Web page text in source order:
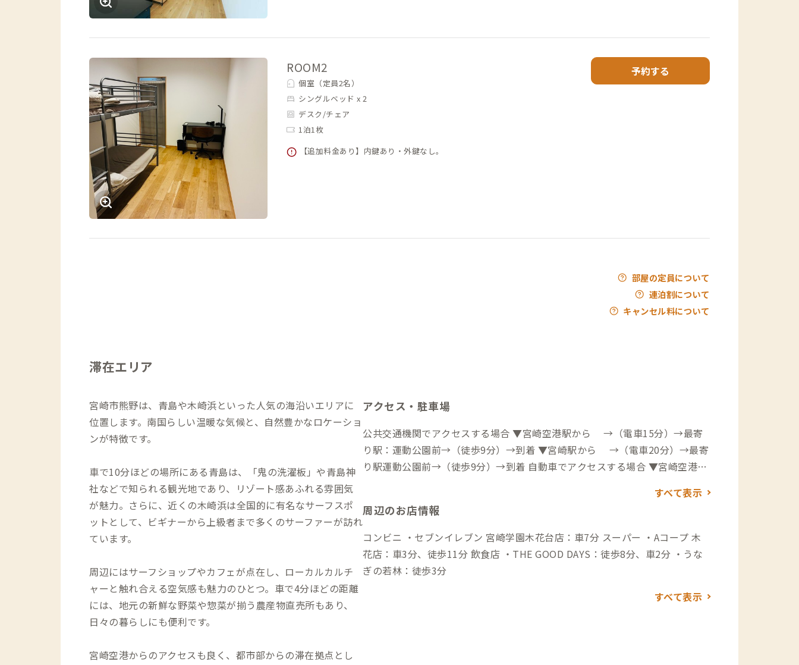
ROOM2
個室（定員2名）
シングルベッド x 2
デスク/チェア
1泊1枚
【追加料金あり】内鍵あり・外鍵なし。
予約する
部屋の定員について
連泊割について
キャンセル料について
滞在エリア
宮崎市熊野は、青島や木崎浜といった人気の海沿いエリアに
位置します。南国らしい温暖な気候と、自然豊かなロケーショ
ンが特徴です。
車で10分ほどの場所にある青島は、「鬼の洗濯板」や青島神
社などで知られる観光地であり、リゾート感あふれる雰囲気
が魅力。さらに、近くの木崎浜は全国的に有名なサーフスポ
ットとして、ビギナーから上級者まで多くのサーファーが訪れ
ています。
周辺にはサーフショップやカフェが点在し、ローカルカルチ
ャーと触れ合える空気感も魅力のひとつ。車で4分ほどの距離
には、地元の新鮮な野菜や惣菜が揃う農産物直売所もあり、
日々の暮らしにも便利です。
宮崎空港からのアクセスも良く、都市部からの滞在拠点とし
アクセス・駐車場
公共交通機関でアクセスする場合 ▼宮崎空港駅から →（電車15分）→最寄
り駅：運動公園前→（徒歩9分）→到着 ▼宮崎駅から →（電車20分）→最寄
り駅運動公園前→（徒歩9分）→到着 自動車でアクセスする場合 ▼宮崎空港か
すべて表示
周辺のお店情報
コンビニ ・セブンイレブン 宮崎学園木花台店：車7分 スーパー ・Aコープ 木
花店：車3分、徒歩11分 飲食店 ・THE GOOD DAYS：徒歩8分、車2分 ・うな
ぎの若林：徒歩3分
すべて表示